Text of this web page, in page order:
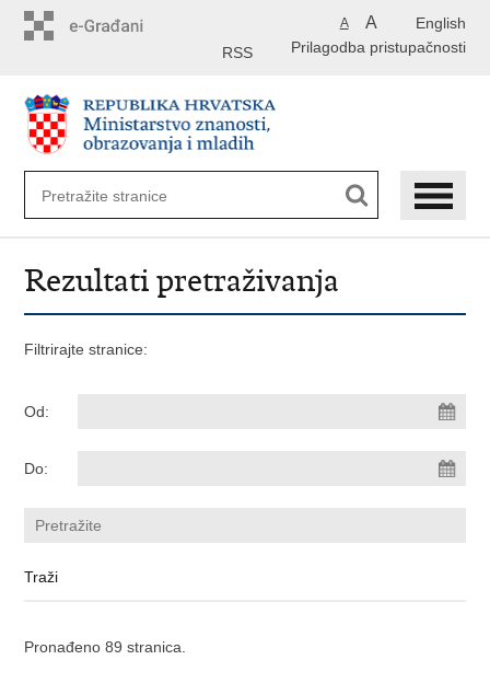
English
A A
Prilagodba pristupačnosti
RSS
Rezultati pretraživanja
Filtrirajte stranice:
Od:
Do:
Pronađeno 89 stranica.